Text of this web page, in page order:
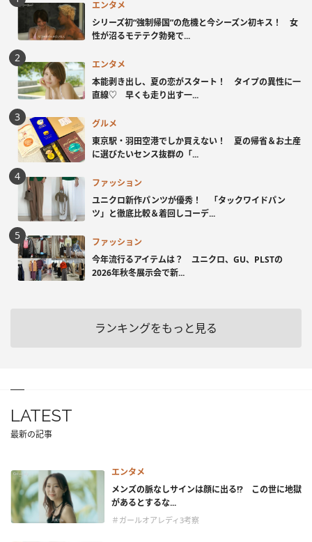
エンタメ
シリーズ初“強制帰国”の危機と今シーズン初キス！ 女
性が沼るモテテク勃発で...
エンタメ
本能剥き出し、夏の恋がスタート！ タイプの異性に一
直線♡ 早くも走り出す一...
グルメ
東京駅・羽田空港でしか買えない！ 夏の帰省＆お土産
に選びたいセンス抜群の「...
ファッション
ユニクロ新作パンツが優秀！ 「タックワイドパン
ツ」と徹底比較＆着回しコーデ...
ファッション
今年流行るアイテムは？ ユニクロ、GU、PLSTの
2026年秋冬展示会で新...
ランキングをもっと見る
LATEST
最新の記事
エンタメ
メンズの脈なしサインは顔に出る!? この世に地獄
があるとするな...
＃ガールオアレディ3考察